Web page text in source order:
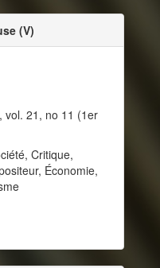
(V)
vol. 21, no 11 (1er
Critique,
Économie,